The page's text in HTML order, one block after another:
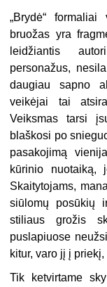
„Brydė“
bruožas yra
leidžiantis
personažus,
daugiau sapno
veikėjai tai
Veiksmas tarsi
blaškosi po
pasakojimą
kūrinio nuotaiką,
Skaitytojams,
siūlomų posūkių
stiliaus grožis
puslapiuose
kitur, varo jį į
Tik ketvirtame